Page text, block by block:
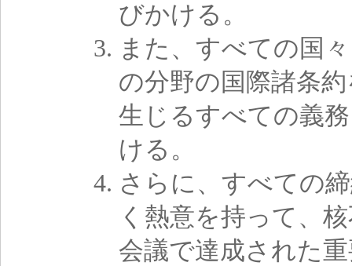
びかける。
また、すべての国
の分野の国際諸条
生じるすべての義
ける。
さらに、すべての
く熱意を持って、
会議で達成された